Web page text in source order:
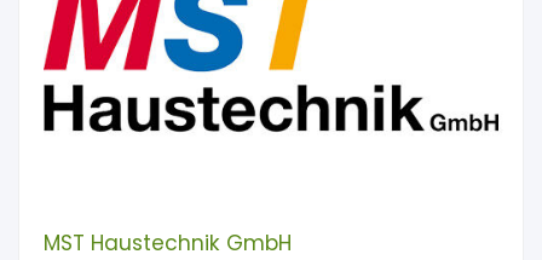
MST Haustechnik GmbH